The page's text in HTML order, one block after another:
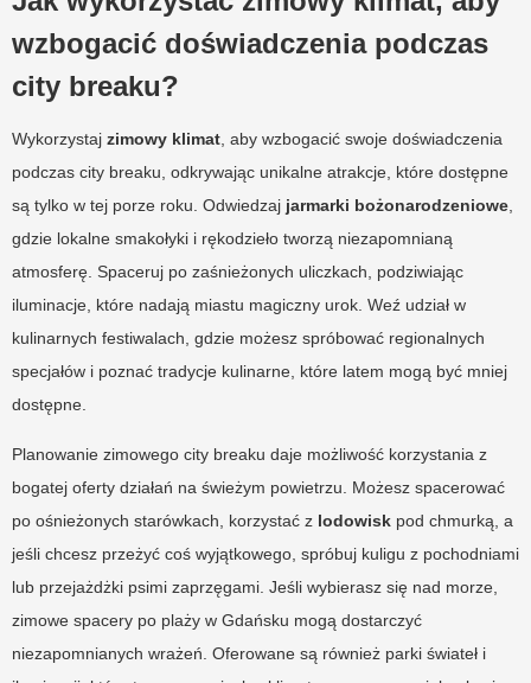
wzbogacić doświadczenia podczas
city breaku?
Wykorzystaj zimowy klimat , aby wzbogacić swoje doświadczenia
podczas city breaku, odkrywając unikalne atrakcje, które dostępne
są tylko w tej porze roku. Odwiedzaj jarmarki bożonarodzeniowe
gdzie lokalne smakołyki i rękodzieło tworzą niezapomnianą
atmosferę. Spaceruj po zaśnieżonych uliczkach, podziwiając
iluminacje, które nadają miastu magiczny urok. Weź udział w
kulinarnych festiwalach, gdzie możesz spróbować regionalnych
specjałów i poznać tradycje kulinarne, które latem mogą być mniej
dostępne.
Planowanie zimowego city breaku daje możliwość korzystania z
bogatej oferty działań na świeżym powietrzu. Możesz spacerować
po ośnieżonych starówkach, korzystać z lodowisk pod chmurką, a
jeśli chcesz przeżyć coś wyjątkowego, spróbuj kuligu z pochodniami
lub przejażdżki psimi zaprzęgami. Jeśli wybierasz się nad morze,
zimowe spacery po plaży w Gdańsku mogą dostarczyć
niezapomnianych wrażeń. Oferowane są również parki świateł i